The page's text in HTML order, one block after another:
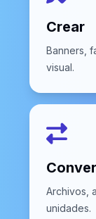
Crear
Banners,
visual.
Archivos,
unidades.